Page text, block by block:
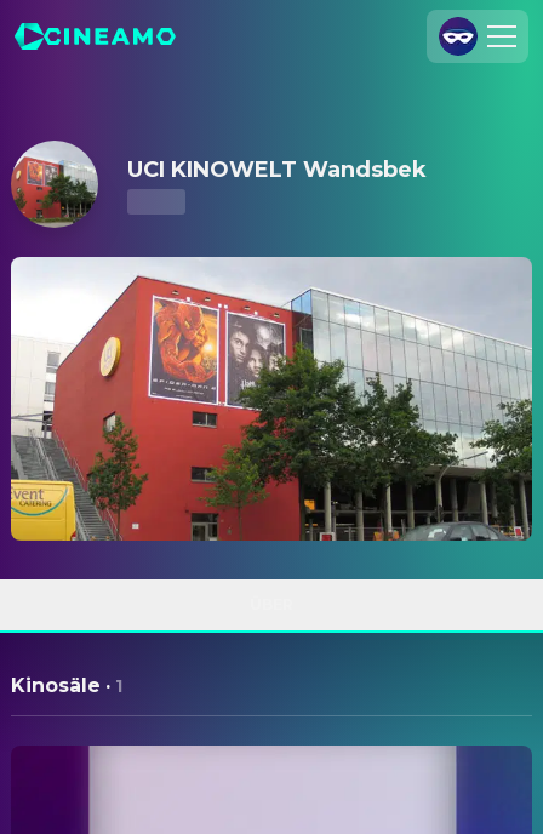
Datenschutzerklärung
Datenschutzeinstellungen
UCI KINOWELT Wandsbek – Kinoprogramm & Tickets
UCI KINOWELT Wandsbek
Kinosäle · 1